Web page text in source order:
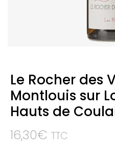
Le Rocher des
Montlouis sur
Hauts de
16,30€ TTC